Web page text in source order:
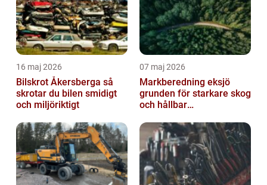
16 maj 2026
Bilskrot Åkersberga så
skrotar du bilen smidigt
och miljöriktigt
07 maj 2026
Markberedning eksjö
grunden för starkare skog
och hållbar